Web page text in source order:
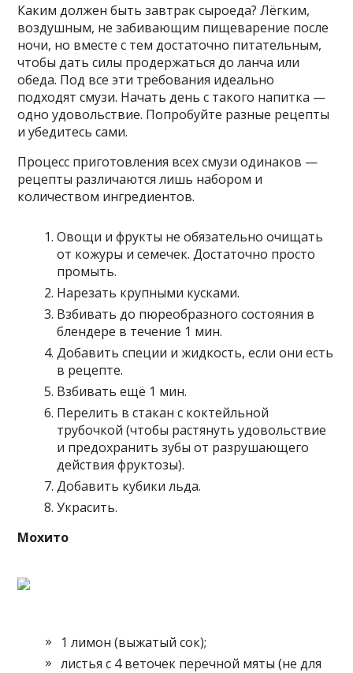
Каким должен быть завтрак сыроеда? Лёгким,
воздушным, не забивающим пищеварение после
ночи, но вместе с тем достаточно питательным,
чтобы дать силы продержаться до ланча или
обеда. Под все эти требования идеально
подходят смузи. Начать день с такого напитка —
одно удовольствие. Попробуйте разные рецепты
и убедитесь сами.
Процесс приготовления всех смузи одинаков —
рецепты различаются лишь набором и
количеством ингредиентов.
Овощи и фрукты не обязательно очищать
от кожуры и семечек. Достаточно просто
промыть.
Нарезать крупными кусками.
Взбивать до пюреобразного состояния в
блендере в течение 1 мин.
Добавить специи и жидкость, если они есть
в рецепте.
Взбивать ещё 1 мин.
Перелить в стакан с коктейльной
трубочкой (чтобы растянуть удовольствие
и предохранить зубы от разрушающего
действия фруктозы).
Добавить кубики льда.
Украсить.
Мохито
1 лимон (выжатый сок);
листья с 4 веточек перечной мяты (не для